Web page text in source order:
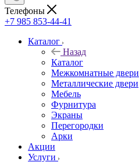
Телефоны
+7 985 853-44-41
Каталог
Назад
Каталог
Межкомнатные двери
Металлические двери
Мебель
Фурнитура
Экраны
Перегородки
Арки
Акции
Услуги